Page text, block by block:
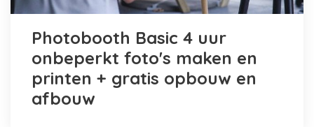
Photobooth Basic 4 uur
onbeperkt foto's maken en
printen + gratis opbouw en
afbouw